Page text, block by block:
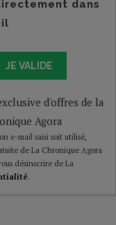
dans
JE VALIDE
d'offres de la
Agora
e-mail saisi soit utilisé,
de La Chronique Agora
désinscrire de La
.